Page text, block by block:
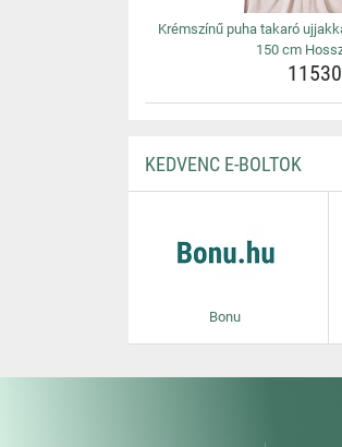
Krémszínű puha takaró
150 cm
KEDVENC E-BOLTOK
Bonu